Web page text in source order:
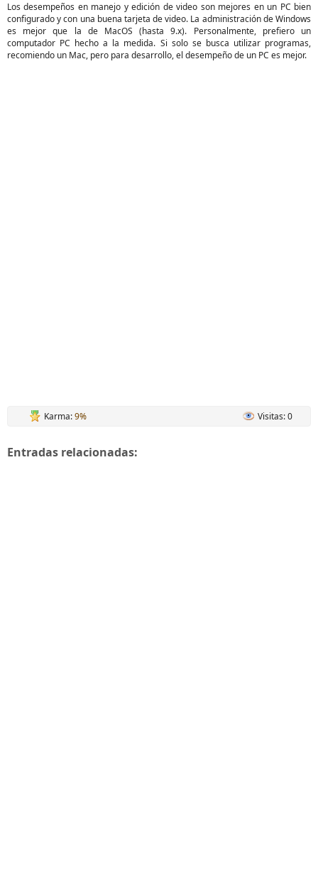
Los desempeños en manejo y edición de video son mejores en un PC bien
configurado y con una buena tarjeta de video. La administración de Windows
es mejor que la de MacOS (hasta 9.x). Personalmente, prefiero un
computador PC hecho a la medida. Si solo se busca utilizar programas,
recomiendo un Mac, pero para desarrollo, el desempeño de un PC es mejor.
Karma:9% Visitas: 0
Entradas relacionadas: